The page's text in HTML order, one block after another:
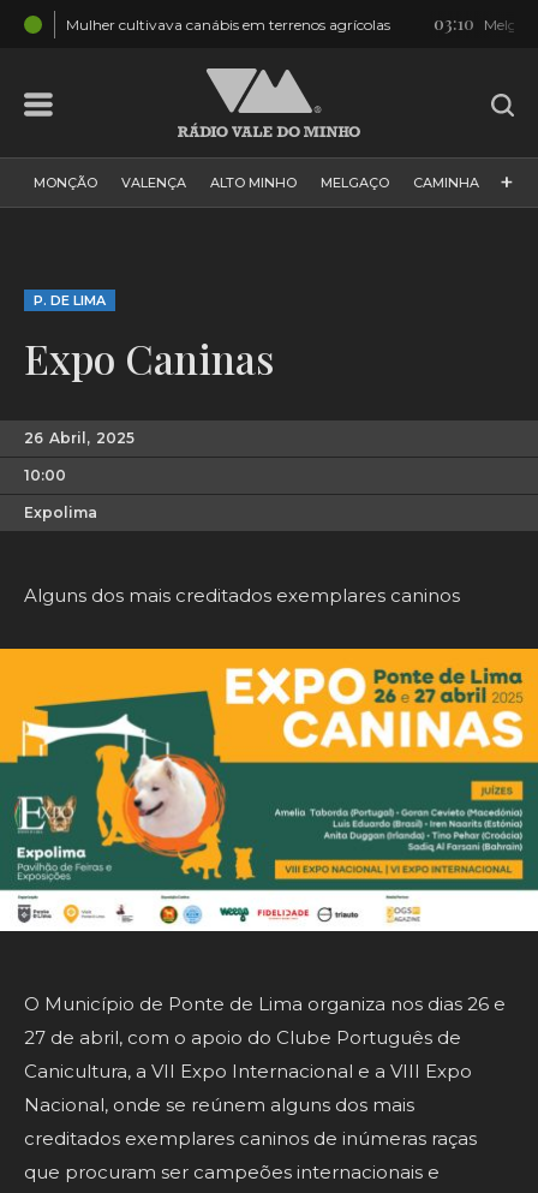
agrícolas 03:10 Melgaço: Multidão na Festa do Emigrante
MONÇÃO VALENÇA ALTO MINHO MELGAÇO CAMINHA
VALE DO MINHO MINHO MUNDO
VILA PRAIA DE ÂNCORA
+
P. DE LIMA
Expo Caninas
26 Abril, 2025
10:00
Expolima
Alguns dos mais creditados exemplares caninos
O Município de Ponte de Lima organiza nos dias 26 e
27 de abril, com o apoio do Clube Português de
Canicultura, a VII Expo Internacional e a VIII Expo
Nacional, onde se reúnem alguns dos mais
creditados exemplares caninos de inúmeras raças
que procuram ser campeões internacionais e